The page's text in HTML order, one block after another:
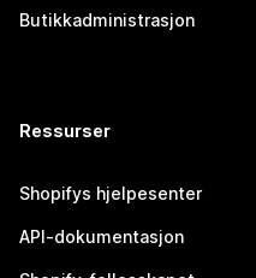
Butikkadministrasjon
Ressurser
Shopifys hjelpesenter
API-dokumentasjon